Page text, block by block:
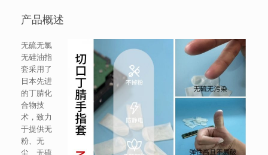
产品概述
无硫无氯
无硅油指
套采用了
日本先进
的丁腈化
合物技
术，致力
于提供无
粉、无
尘、无硫